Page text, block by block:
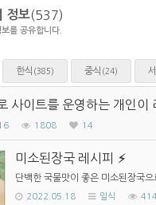
정보(537)
를 공유합니다.
한식 (385) 중식 (24)
사이트를 운영하는 개인이
1808 14
미소된장국 레시피
단백한 국물맛이 좋은 미소된장국
2022.05.18 일식 414